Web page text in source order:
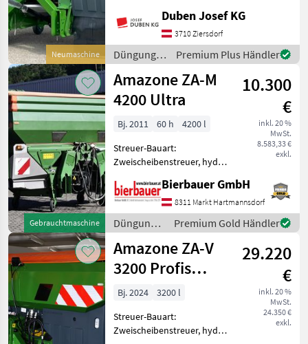
Neumaschine
Grenzstreueinrichtung,
Streumengenverstellung
Wiegetechnikstreuer,
Behälterinhalt 2600 Liter,
Abdeckrollplane, Te
Duben Josef KG
3710 Ziersdorf
Düngung
und
Beregnung
/ Amazone
Premium Plus Händler
Gebrauchtmaschine
Amazone ZA-M
4200 Ultra
10.300
€
inkl. 20 %
MwSt.
8.583,33 €
exkl.
Bj. 2011 60 h
4200 l
Streuer-Bauart:
Zweischeibenstreuer, hydr.
Streumengenverstellung
Die Maschine befindet sich
in einem dem Alter und der
Nutzung entsprechenden
Zustand und
Bierbauer GmbH
8311 Markt Hartmannsdorf
Düngung
und
Beregnung
/ Amazone
Premium Gold Händler
Amazone ZA-V
3200 Profis
Hydro
29.220
€
inkl. 20 %
MwSt.
24.350 €
exkl.
Bj. 2024
3200 l
Streuer-Bauart:
Zweischeibenstreuer, hydr.